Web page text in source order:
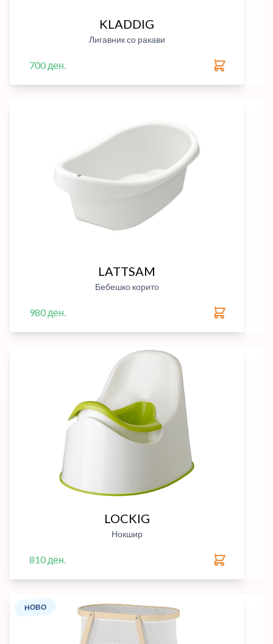
KLADDIG
Лигавник со ракави
700 ден.
LATTSAM
Бебешко корито
980 ден.
LOCKIG
Нокшир
810 ден.
НОВО